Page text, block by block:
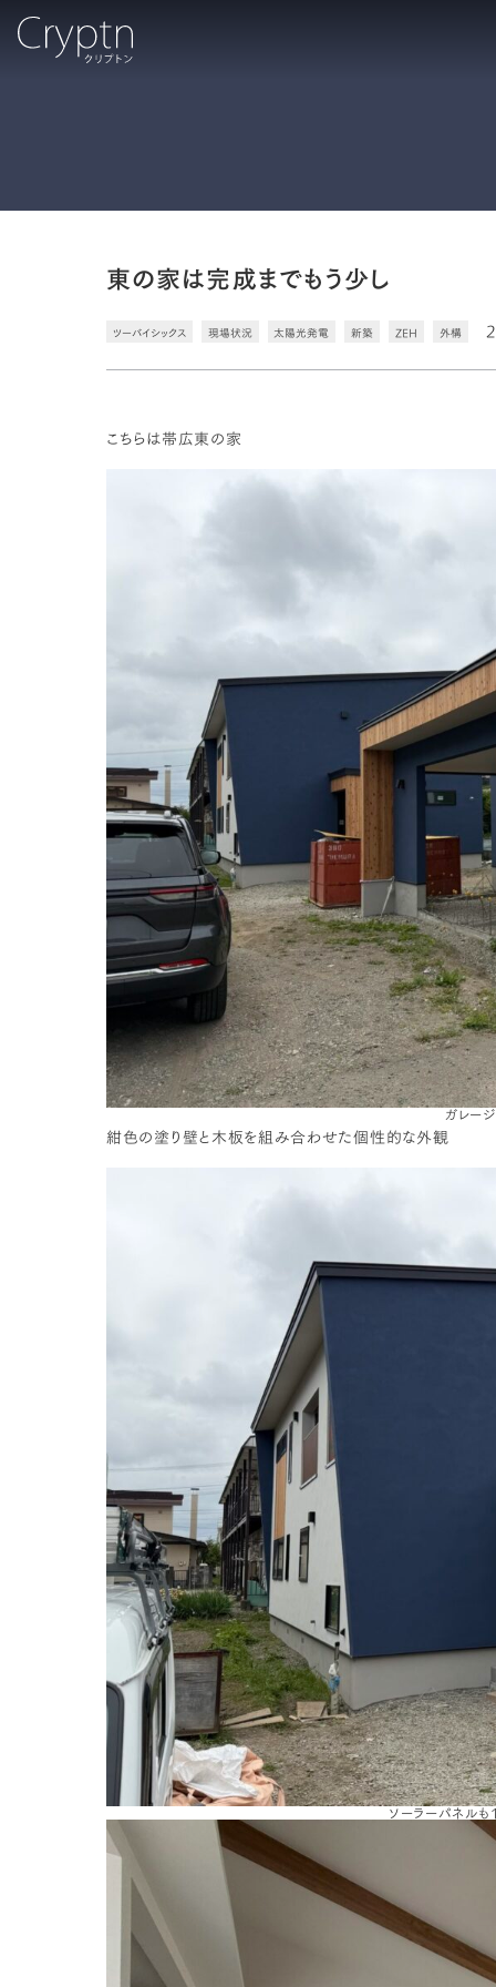
東の家は完成までもう少し
ツーバイシックス 現場状況 太陽光発電 新築 ZEH 外構
こちらは帯広東の家
ガレー
紺色の塗り壁と木板を組み合わせた個性的な外観
ソーラーパネル